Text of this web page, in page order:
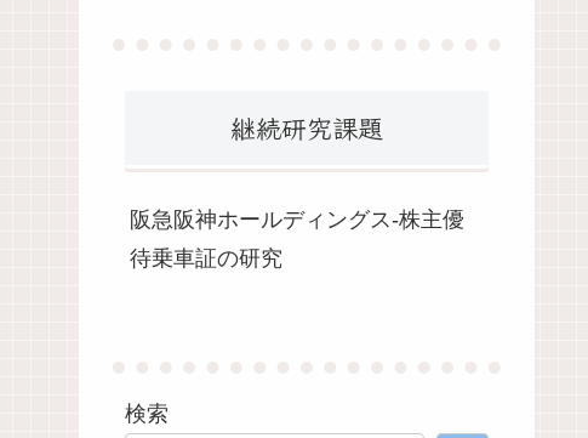
継続研究課題
阪急阪神ホールディングス-株主優
待乗車証の研究
検索